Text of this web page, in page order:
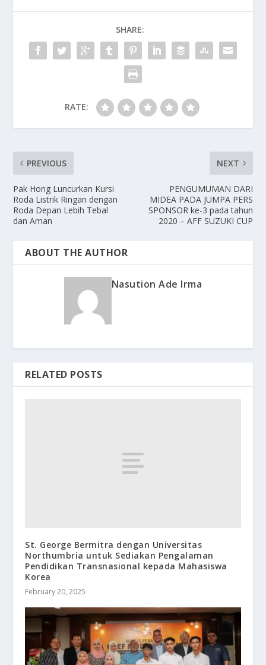
SHARE:
RATE:
PREVIOUS
Pak Hong Luncurkan Kursi
Roda Listrik Ringan dengan
Roda Depan Lebih Tebal
dan Aman
NEXT
PENGUMUMAN DARI
MIDEA PADA JUMPA PERS
SPONSOR ke-3 pada tahun
2020 – AFF SUZUKI CUP
ABOUT THE AUTHOR
Nasution Ade Irma
RELATED POSTS
St. George Bermitra dengan Universitas
Northumbria untuk Sediakan Pengalaman
Pendidikan Transnasional kepada Mahasiswa
Korea
February 20, 2025